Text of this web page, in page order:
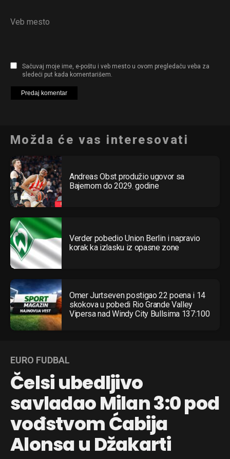
Veb mesto
Sačuvaj moje ime, e-poštu i veb mesto u ovom pregledaču veba za
sledeći put kada komentarišem.
Možda će vas interesovati
Andreas Obst produžio ugovor sa
Bajernom do 2029. godine
Verder pobedio Union Berlin i napravio
korak ka izlasku iz opasne zone
Omer Jurtseven postigao 22 poena i 14
skokova u pobedi Rio Grande Valley
Vipersa nad Windy City Bullsima 137:100
EURO FUDBAL
Čelsi ubedljivo
savladao Milan 3:0 pod
vođstvom Ćabija
Alonsa u Džakarti